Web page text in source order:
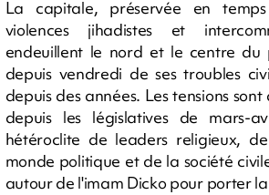
La capitale, préservée en
violences jihadistes et
endeuillent le nord et le centre du
depuis vendredi de ses troubles
depuis des années. Les tensions
depuis les législatives de mars-
hétéroclite de leaders religieux,
monde politique et de la société
autour de l'imam Dicko pour porter